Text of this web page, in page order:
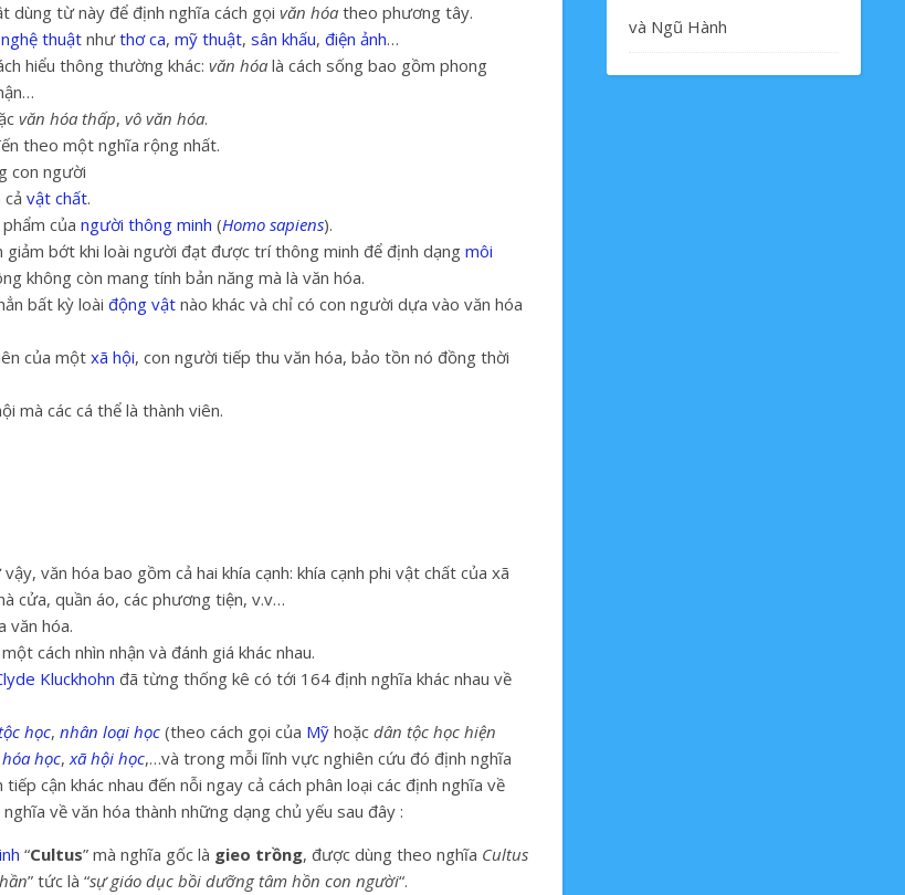
từ này để định nghĩa cách gọi văn hóa theo phương tây.
nghệ thuật nhưthơ ca, mỹ thuật, sân khấu, điện ảnh…
hiểu thông thường khác: văn hóa là cách sống bao gồm phong
văn hóa thấp, vô văn hóa.
theo một nghĩa rộng nhất.
con người
vật chất.
của người thông minh (Homo sapiens).
giảm bớt khi loài người đạt được trí thông minh để định dạng môi
không còn mang tính bản năng mà là văn hóa.
bất kỳ loài động vật nào khác và chỉ có con người dựa vào văn hóa
của mộtxã hội, con người tiếp thu văn hóa, bảo tồn nó đồng thời
mà các cá thể là thành viên.
văn hóa bao gồm cả hai khía cạnh: khía cạnh phi vật chất của xã
cửa, quần áo, các phương tiện, v.v…
văn hóa.
cách nhìn nhận và đánh giá khác nhau.
Kluckhohn đã từng thống kê có tới 164 định nghĩa khác nhau về
học, nhân loại học (theo cách gọi của Mỹ hoặc dân tộc học hiện
học,xã hội học,…và trong mỗi lĩnh vực nghiên cứu đó định nghĩa
cận khác nhau đến nỗi ngay cả cách phân loại các định nghĩa về
về văn hóa thành những dạng chủ yếu sau đây :
“Cultus” mà nghĩa gốc là gieo trồng, được dùng theo nghĩa Cultus
” tức là “sự giáo dục bồi dưỡng tâm hồn con người“.
và Ngũ Hành